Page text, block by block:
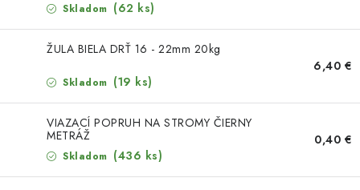
Podmienky ochrany osobných údajov
Skladom (62 ks)
ŽULA BIELA DRŤ 16 - 22mm 20kg
Skladom (19 ks)
6,40 €
VIAZACÍ POPRUH NA STROMY ČIERNY
METRÁŽ
Skladom (436 ks)
0,40 €